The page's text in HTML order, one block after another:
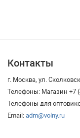
Контакты
г. Москва, ул.
Телефоны: Магазин +7
Телефоны для
Email:adm@volny.ru